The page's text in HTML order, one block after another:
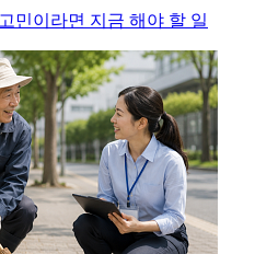
민이라면 지금 해야 할 일